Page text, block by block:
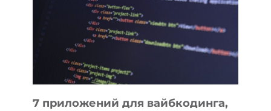
ДЛЯ
РАБОТЫ
7 приложений для вайбкодинга,